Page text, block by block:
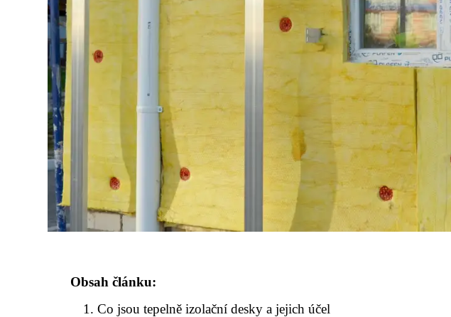
Obsah článku:
Co jsou tepelně izolační desky a jejich účel